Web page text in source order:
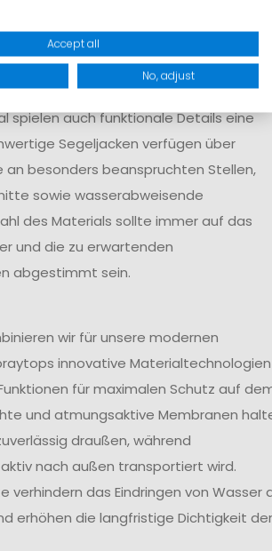
und professioneller Segelbekleidung
bei langen Hochseetörns und
zuverlässig schützt.
spielen auch funktionale Details eine
Segeljacken verfügen über
an besonders beanspruchten Stellen,
sowie wasserabweisende
des Materials sollte immer auf das
und die zu erwartenden
abgestimmt sein.
wir für unsere modernen
innovative Materialtechnologien
für maximalen Schutz auf
und atmungsaktive Membranen
draußen, während
nach außen transportiert wird.
verhindern das Eindringen von Wasser
erhöhen die langfristige Dichtigkeit der
Accept all
No, adjust